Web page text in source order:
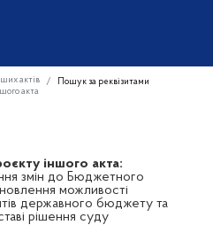
актів
Пошук за реквізитами
акта
іншого акта:
змін до Бюджетного
можливості
державного бюджету та
рішення суду